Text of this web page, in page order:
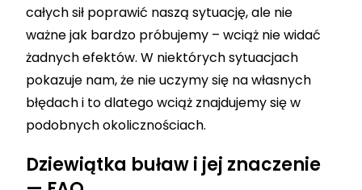
całych sił poprawić naszą sytuację, ale nie
ważne jak bardzo próbujemy – wciąż nie widać
żadnych efektów. W niektórych sytuacjach
pokazuje nam, że nie uczymy się na własnych
błędach i to dlatego wciąż znajdujemy się w
podobnych okolicznościach.
Dziewiątka buław i jej znaczenie